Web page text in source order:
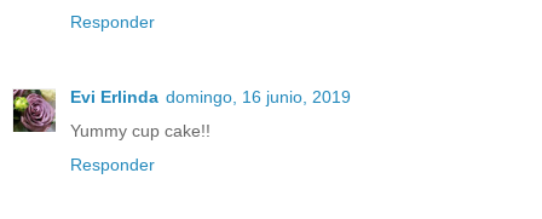
Responder
Evi Erlinda domingo, 16 junio, 2019
Yummy cup cake!!
Responder